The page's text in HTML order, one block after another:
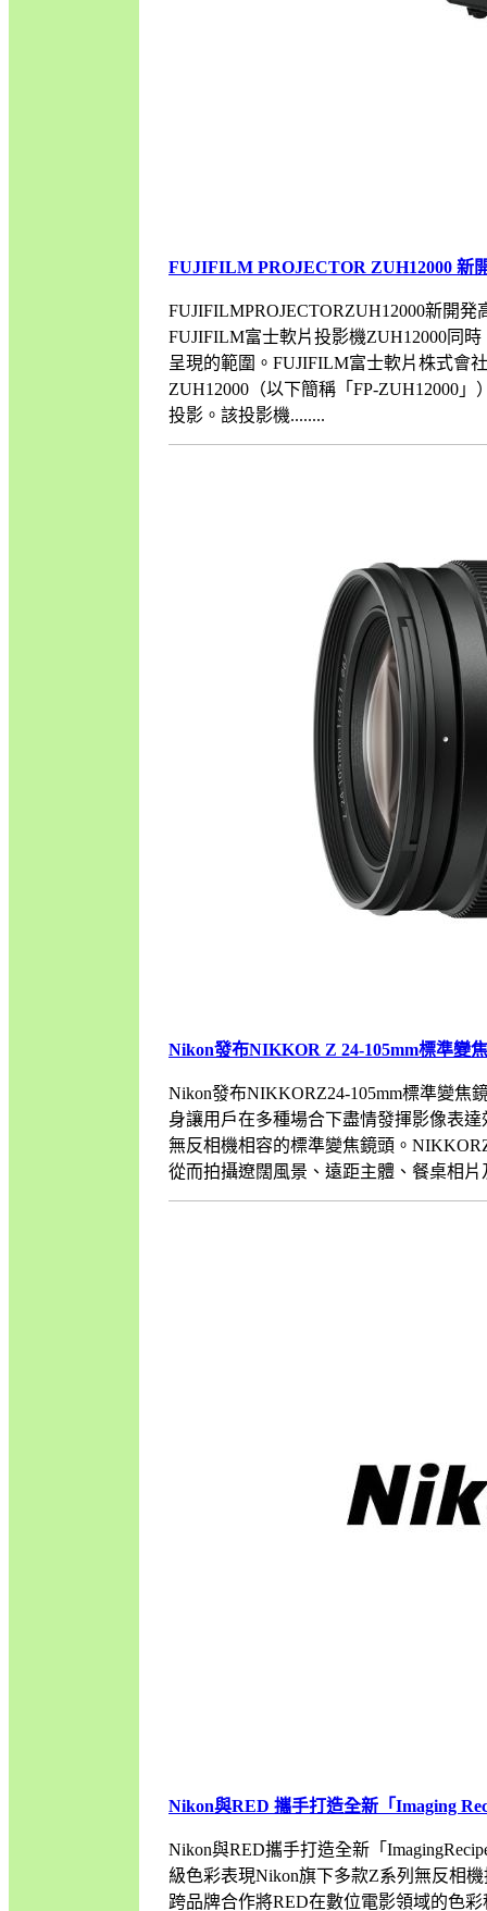
FUJIFILM PROJECTOR ZUH12000 新
FUJIFILMPROJECTORZUH12000新開
FUJIFILM富士軟片投影機ZUH12000同
呈現的範圍。FUJIFILM富士軟片株式會
ZUH12000（以下簡稱「FP-ZUH12000
投影。該投影機........
Nikon發布NIKKOR Z 24-105mm標準變
Nikon發布NIKKORZ24-105mm標準變焦
身讓用戶在多種場合下盡情發揮影像表
無反相機相容的標準變焦鏡頭。
從而拍攝遼闊風景、遠距主體、餐桌相
Nikon與RED 攜手打造全新「Imaging
Nikon與RED攜手打造全新「
級色彩表現Nikon旗下多款Z系列無反相
跨品牌合作將RED在數位電影領域的色